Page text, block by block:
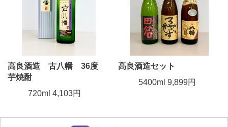
高良酒造 古八幡 36度
芋焼酎
720ml 4,103円
高良酒造セット
5400ml 9,899円